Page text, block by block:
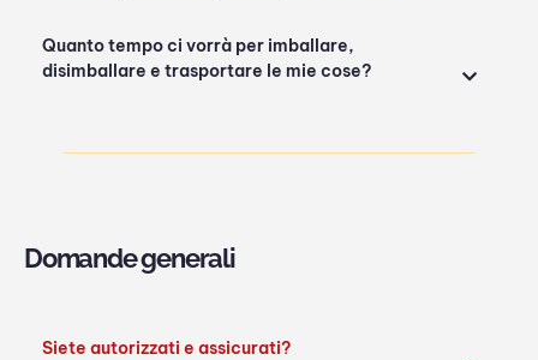
Quanto tempo ci vorrà per imballare,
disimballare e trasportare le mie cose?
Domande generali
Siete autorizzati e assicurati?